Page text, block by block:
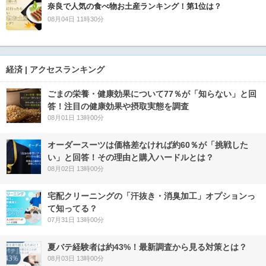
奈良で人気の食べ物お土産ランキング！第1位は？
08月04日 11時30分
経済 | アクセスランキング
ごまの栄養・健康効果について77％が「知らない」と回
答！注目の健康効果や摂取実態を調査
08月01日 13時00分
オーダースーツは価格差なければ約60％が「挑戦した
い」と回答！その理由と購入ハードルとは？
08月02日 13時00分
宅配クリーニングの「汗抜き・消臭加工」オプションっ
て知ってる？
07月31日 13時00分
夏バテ経験者は約43%！最新調査から見る対策とは？
08月03日 13時00分